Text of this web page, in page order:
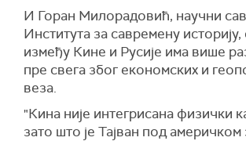
И Горан Милорадовић, научни
Института за савремену историју,
између Кине и Русије има више
пре свега због економских и
веза.
"Кина није интегрисана физички
зато што је Тајван под